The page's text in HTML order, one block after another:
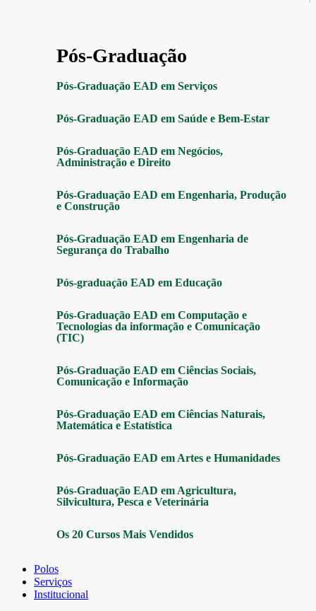
Pós-Graduação
Pós-Graduação EAD em Serviços
Pós-Graduação EAD em Saúde e Bem-Estar
Pós-Graduação EAD em Negócios,
Administração e Direito
Pós-Graduação EAD em Engenharia, Produção
e Construção
Pós-Graduação EAD em Engenharia de
Segurança do Trabalho
Pós-graduação EAD em Educação
Pós-Graduação EAD em Computação e
Tecnologias da informação e Comunicação
(TIC)
Pós-Graduação EAD em Ciências Sociais,
Comunicação e Informação
Pós-Graduação EAD em Ciências Naturais,
Matemática e Estatística
Pós-Graduação EAD em Artes e Humanidades
Pós-Graduação EAD em Agricultura,
Silvicultura, Pesca e Veterinária
Os 20 Cursos Mais Vendidos
Polos
Serviços
Institucional